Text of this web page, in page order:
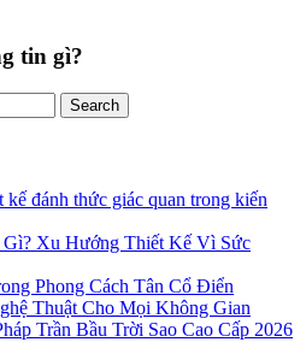
tin gì?
kế đánh thức giác quan trong kiến
Gì? Xu Hướng Thiết Kế Vì Sức
Phong Cách Tân Cổ Điển
Thuật Cho Mọi Không Gian
Trần Bầu Trời Sao Cao Cấp 2026